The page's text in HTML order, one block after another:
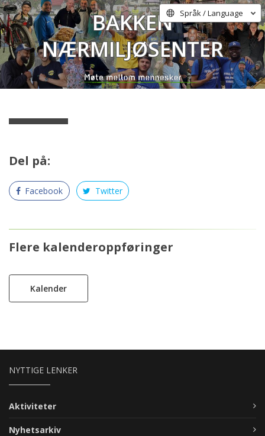
Språk / Language
Bakken
Nærmiljøsenter
Del på:
Facebook Twitter
Flere kalenderoppføringer
Kalender
NYTTIGE LENKER
Aktiviteter
Nyhetsarkiv